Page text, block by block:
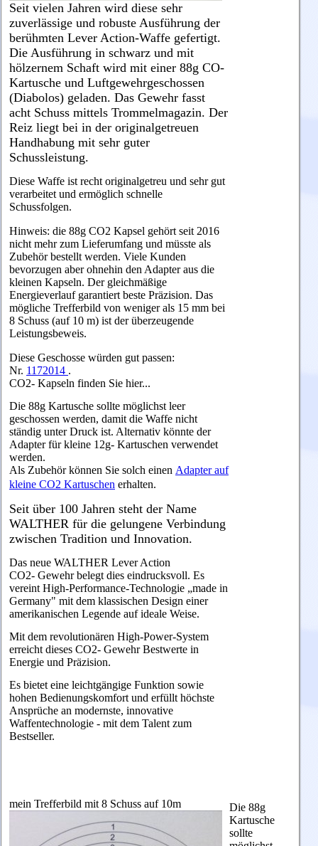
Seit vielen Jahren wird diese sehr
zuverlässige und robuste Ausführung der
berühmten Lever Action-Waffe gefertigt.
Die Ausführung in schwarz und mit
hölzernem Schaft wird mit einer 88g CO-
Kartusche und Luftgewehrgeschossen
(Diabolos) geladen. Das Gewehr fasst
acht Schuss mittels Trommelmagazin. Der
Reiz liegt bei in der originalgetreuen
Handhabung mit sehr guter
Schussleistung.
Diese Waffe ist recht originalgetreu und sehr gut
verarbeitet und ermöglich schnelle
Schussfolgen.
Hinweis: die 88g CO2 Kapsel gehört seit 2016
nicht mehr zum Lieferumfang und müsste als
Zubehör bestellt werden. Viele Kunden
bevorzugen aber ohnehin den Adapter aus die
kleinen Kapseln. Der gleichmäßige
Energieverlauf garantiert beste Präzision. Das
mögliche Trefferbild von weniger als 15 mm bei
8 Schuss (auf 10 m) ist der überzeugende
Leistungsbeweis.
Diese Geschosse würden gut passen:
Nr. 1172014 .
CO2- Kapseln finden Sie hier...
Die 88g Kartusche sollte möglichst leer
geschossen werden, damit die Waffe nicht
ständig unter Druck ist. Alternativ könnte der
Adapter für kleine 12g- Kartuschen verwendet
werden.
Als Zubehör können Sie solch einen Adapter auf
kleine CO2 Kartuschen erhalten.
Seit über 100 Jahren steht der Name
WALTHER für die gelungene Verbindung
zwischen Tradition und Innovation.
Das neue WALTHER Lever Action
CO2- Gewehr belegt dies eindrucksvoll. Es
vereint High-Performance-Technologie „made in
Germany" mit dem klassischen Design einer
amerikanischen Legende auf ideale Weise.
Mit dem revolutionären High-Power-System
erreicht dieses CO2- Gewehr Bestwerte in
Energie und Präzision.
Es bietet eine leichtgängige Funktion sowie
hohen Bedienungskomfort und erfüllt höchste
Ansprüche an modernste, innovative
Waffentechnologie - mit dem Talent zum
Bestseller.
mein Trefferbild mit 8 Schuss auf 10m
Die 88g
Kartusche
sollte